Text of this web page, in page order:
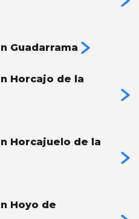
Guadarrama
Horcajo de la
Horcajuelo de la
Hoyo de